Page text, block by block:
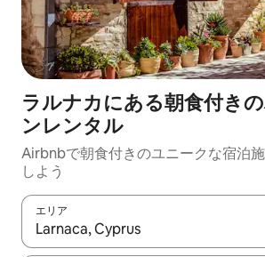
ラルナカにある朝食付き
ンレンタル
Airbnbで朝食付きのユニークな宿泊
しよう
エリア
検索結果が表示されたら、上下の矢印